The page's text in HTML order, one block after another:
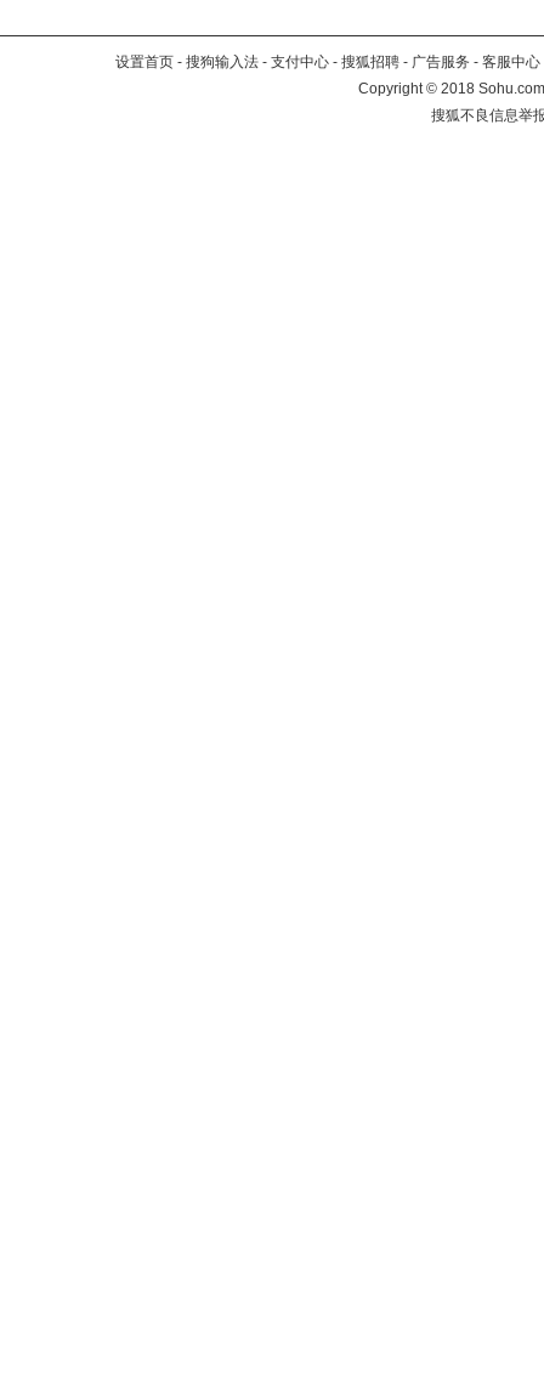
设置首页 - 搜狗输入法 - 支付中心 - 搜狐招聘 - 广告服务 - 客服中心
Copyright©2018
搜狐不良信息举